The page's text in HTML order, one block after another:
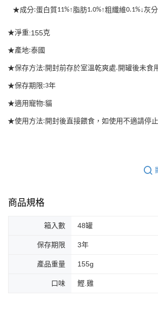
結帳頁面，進行簡訊認證並確認金額後，即可完成結帳
ATM／網路銀行／等多元方式進行付款，方視為交易完
購買商品的店家。未經商家同意取消之訂單仍視為有效
※ 交易是否成功請以「AFTEE先享後付 」之結帳頁面
客戶支援中心」https://netprotections.freshdesk.com/
【注意事項】
１．透過由恩沛科技股份有限公司提供之「AFTEE先
易，需依本服務之必要範圍內提供個人資料，並將交
「AFTEE先享後付」，若未經同意申辦者引起之損失
時審查核予不同之上限額度；若仍有額度不足之情形，
請求用戶進行身份認證。
恩沛科技股份有限公司將有權停止該用戶之使用額度並
7-11取貨付款
宅配運費
每筆NT$120，滿NT$688(含以上)免運費
★成分:蛋白質11%↑脂肪1.0%↑粗纖維0.1%↓灰分
★淨重:155克
★產地:泰國
★保存方法: 開封前存於室溫乾爽處. 開罐後未食
★保存期限:3年
★適用寵物:貓
★使用方法: 開封後直接餵食，如使用不適請停
商品規格
箱入數 48罐
保存期限 3年
產品重量 155g
口味 鰹.雞